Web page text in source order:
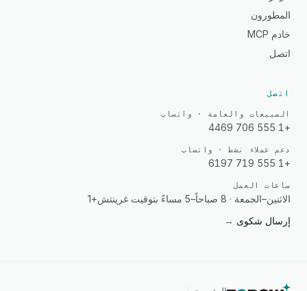
المطورون
خادم MCP
اتصل
اتصل
المبيعات والعامة · واتساب
+1 555 706 4469
دعم عملاء نشط · واتساب
+1 555 719 6197
ساعات العمل
الاثنين–الجمعة · 8 صباحاً–5 مساءً بتوقيت غرينتش+1
إرسال شكوى →